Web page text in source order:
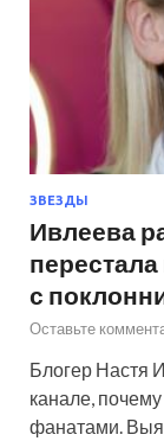
ЗВЕЗДЫ
Ивлеева
с
Оставьте
Блогер Настя
канале,
фанатами.